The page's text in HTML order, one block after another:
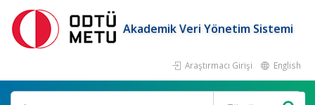
Akademik Veri Yönetim Sistemi
Araştırmacı Girişi English
Ara